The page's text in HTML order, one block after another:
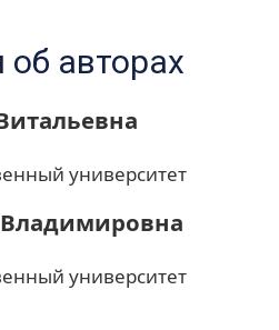
авторах
университет
университет